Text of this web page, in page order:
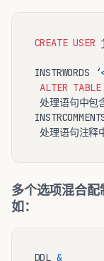
CREATE USER
INSTRWORDS ‘
ALTER TABLE
处理语句中包
处理语句注释
多个选项混合
如：
DDL &